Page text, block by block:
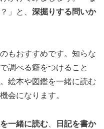
」と、 深掘りする問いか
もおすすめです。知らな
調べる癖をつけること
絵本や図鑑を一緒に読む
会になります。
一緒に読む
日記を書か